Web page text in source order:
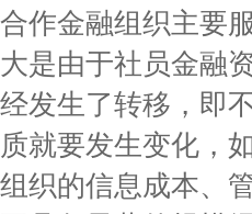
作金融组织主要
是由于社员金融
发生了转移，即
就要发生变化，
织的信息成本、